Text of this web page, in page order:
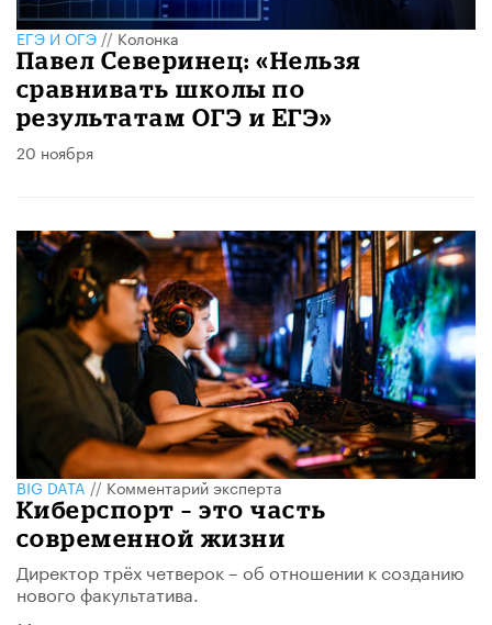
ЕГЭ И ОГЭ//Колонка
Павел Северинец: «Нельзя
сравнивать школы по
результатам ОГЭ и ЕГЭ»
20 ноября
BIG DATA//Комментарий эксперта
Киберспорт – это часть
современной жизни
Директор трёх четверок – об отношении к созданию
нового факультатива.